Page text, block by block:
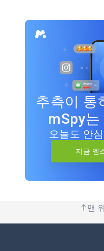
추측이 통
mSpy
오늘도 안
지금 엠
맨